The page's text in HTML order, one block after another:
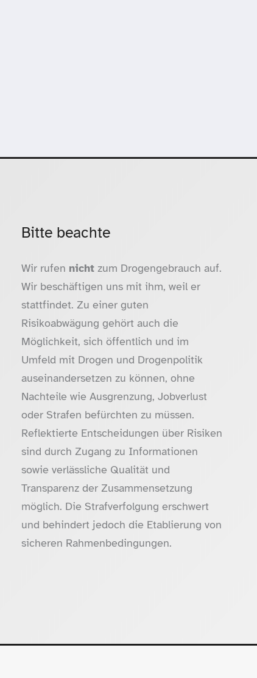
Bitte beachte
Wir rufen nicht zum Drogengebrauch auf.
Wir beschäftigen uns mit ihm, weil er
stattfindet. Zu einer guten
Risikoabwägung gehört auch die
Möglichkeit, sich öffentlich und im
Umfeld mit Drogen und Drogenpolitik
auseinandersetzen zu können, ohne
Nachteile wie Ausgrenzung, Jobverlust
oder Strafen befürchten zu müssen.
Reflektierte Entscheidungen über Risiken
sind durch Zugang zu Informationen
sowie verlässliche Qualität und
Transparenz der Zusammensetzung
möglich. Die Strafverfolgung erschwert
und behindert jedoch die Etablierung von
sicheren Rahmenbedingungen.